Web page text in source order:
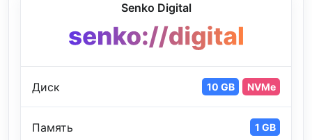
Senko Digital
Диск 10 GB NVMe
Память 1 GB